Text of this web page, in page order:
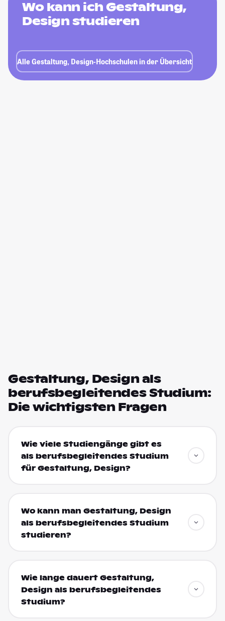
Wo kann ich Gestaltung,
Design studieren
Alle Gestaltung, Design-Hochschulen in der Übersicht
Gestaltung, Design als
berufsbegleitendes Studium:
Die wichtigsten Fragen
Wie viele Studiengänge gibt es
als berufsbegleitendes Studium
für Gestaltung, Design?
Wo kann man Gestaltung, Design
als berufsbegleitendes Studium
studieren?
Wie lange dauert Gestaltung,
Design als berufsbegleitendes
Studium?